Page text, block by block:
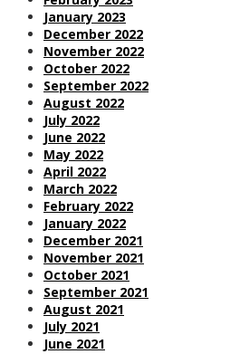
January 2023
December 2022
November 2022
October 2022
September 2022
August 2022
July 2022
June 2022
May 2022
April 2022
March 2022
February 2022
January 2022
December 2021
November 2021
October 2021
September 2021
August 2021
July 2021
June 2021